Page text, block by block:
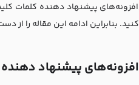
افزونه‌های پیشنهاد دهنده کلمات
کنید. بنابراین ادامه این مقاله را از
افزونه‌های پیشنهاد‌